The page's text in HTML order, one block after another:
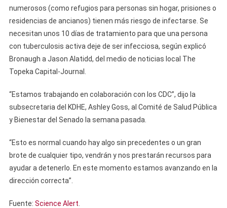
numerosos (como refugios para personas sin hogar, prisiones o
residencias de ancianos) tienen más riesgo de infectarse. Se
necesitan unos 10 días de tratamiento para que una persona
con tuberculosis activa deje de ser infecciosa, según explicó
Bronaugh a Jason Alatidd, del medio de noticias local The
Topeka Capital-Journal.
“Estamos trabajando en colaboración con los CDC”, dijo la
subsecretaria del KDHE, Ashley Goss, al Comité de Salud Pública
y Bienestar del Senado la semana pasada.
“Esto es normal cuando hay algo sin precedentes o un gran
brote de cualquier tipo, vendrán y nos prestarán recursos para
ayudar a detenerlo. En este momento estamos avanzando en la
dirección correcta”.
Fuente: Science Alert